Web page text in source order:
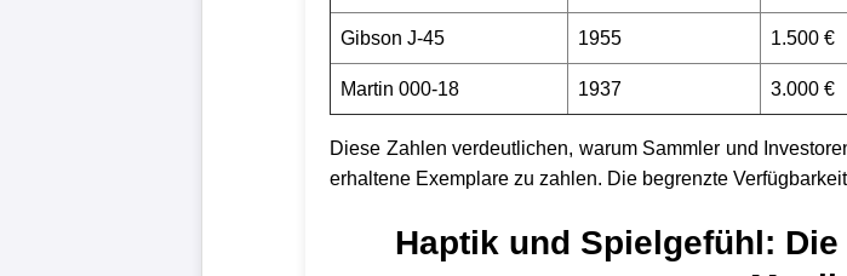
Gibson J-45 1955 1.500 €
Martin 000-18 1937 3.000 €
Diese Zahlen verdeutlichen, warum Sammler und
erhaltene Exemplare zu zahlen. Die begrenzte
Haptik und Spielgefühl: